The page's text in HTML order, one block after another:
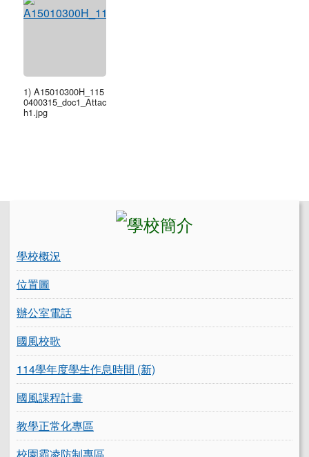
1) A15010300H_115
0400315_doc1_Attac
h1.jpg
學校概況
位置圖
辦公室電話
國風校歌
114學年度學生作息時間 (新)
國風課程計畫
教學正常化專區